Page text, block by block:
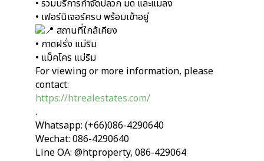
• รวมบริการกำจัดปลวก มด และแมลง
• เฟอร์นิเจอร์ครบ พร้อมเข้าอยู่
สถานที่ใกล้เคียง
• กาดฝรั่ง แม่ริม
• แม็คโคร แม่ริม
For viewing or more information, please
contact:
https://htrealestates.com/
.
Whatsapp: (+66)086-4290640
Wechat: 086-4290640
Line OA: @htproperty, 086-429064